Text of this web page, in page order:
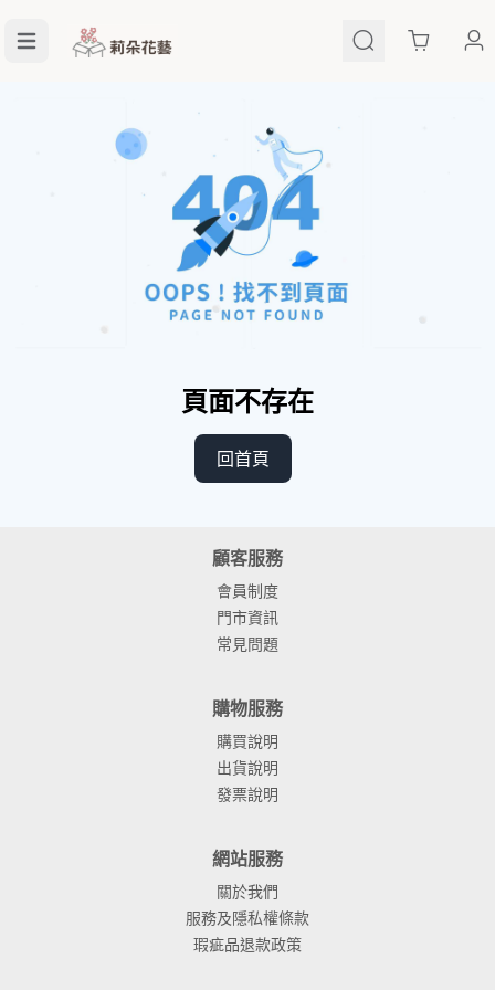
Cart
頁面不存在
回首頁
顧客服務
會員制度
門市資訊
常見問題
購物服務
購買說明
出貨說明
發票說明
網站服務
關於我們
服務及隱私權條款
瑕疵品退款政策